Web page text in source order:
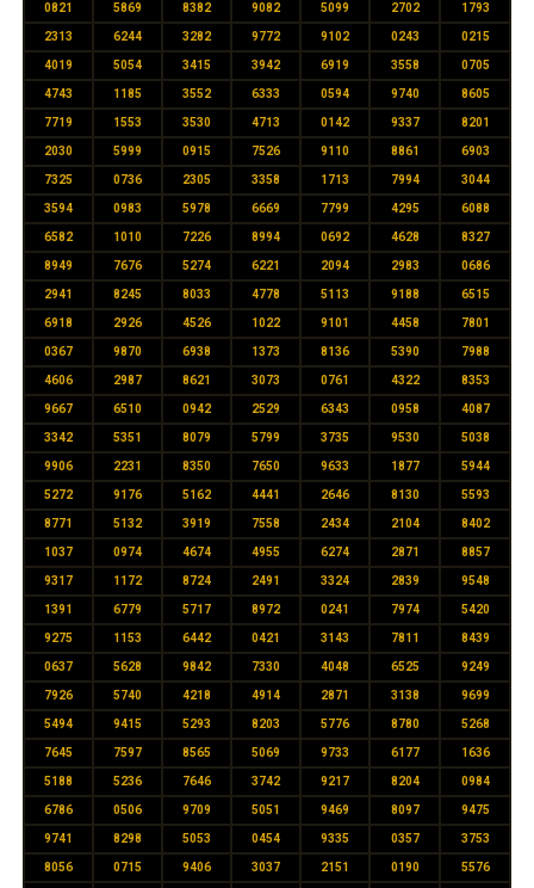
0821 5869 8382 9082 5099 2702 1793
2313 6244 3282 9772 9102 0243 0215
4019 5054 3415 3942 6919 3558 0705
4743 1185 3552 6333 0594 9740 8605
7719 1553 3530 4713 0142 9337 8201
2030 5999 0915 7526 9110 8861 6903
7325 0736 2305 3358 1713 7994 3044
3594 0983 5978 6669 7799 4295 6088
6582 1010 7226 8994 0692 4628 8327
8949 7676 5274 6221 2094 2983 0686
2941 8245 8033 4778 5113 9188 6515
6918 2926 4526 1022 9101 4458 7801
0367 9870 6938 1373 8136 5390 7988
4606 2987 8621 3073 0761 4322 8353
9667 6510 0942 2529 6343 0958 4087
3342 5351 8079 5799 3735 9530 5038
9906 2231 8350 7650 9633 1877 5944
5272 9176 5162 4441 2646 8130 5593
8771 5132 3919 7558 2434 2104 8402
1037 0974 4674 4955 6274 2871 8857
9317 1172 8724 2491 3324 2839 9548
1391 6779 5717 8972 0241 7974 5420
9275 1153 6442 0421 3143 7811 8439
0637 5628 9842 7330 4048 6525 9249
7926 5740 4218 4914 2871 3138 9699
5494 9415 5293 8203 5776 8780 5268
7645 7597 8565 5069 9733 6177 1636
5188 5236 7646 3742 9217 8204 0984
6786 0506 9709 5051 9469 8097 9475
9741 8298 5053 0454 9335 0357 3753
8056 0715 9406 3037 2151 0190 5576